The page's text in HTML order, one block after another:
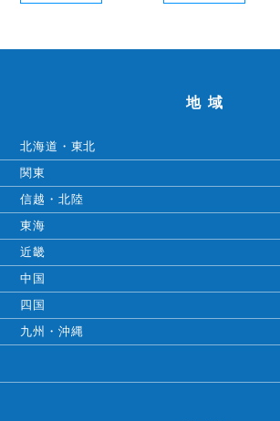
地域
北海道・東北
関東
信越・北陸
東海
近畿
中国
四国
九州・沖縄